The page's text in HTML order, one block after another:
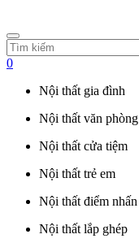
0
Nội thất gia đình
Nội thất văn phòng
Nội thất cửa tiệm
Nội thất trẻ em
Nội thất điểm nhấn
Nội thất lắp ghép